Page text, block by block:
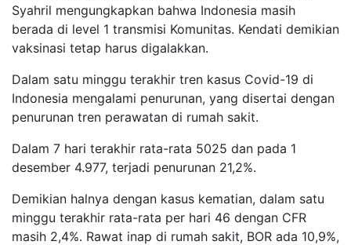
Syahril mengungkapkan bahwa Indonesia masih
berada di level 1 transmisi Komunitas. Kendati demikian
vaksinasi tetap harus digalakkan.
Dalam satu minggu terakhir tren kasus Covid-19 di
Indonesia mengalami penurunan, yang disertai dengan
penurunan tren perawatan di rumah sakit.
Dalam 7 hari terakhir rata-rata 5025 dan pada 1
desember 4.977, terjadi penurunan 21,2%.
Demikian halnya dengan kasus kematian, dalam satu
minggu terakhir rata-rata per hari 46 dengan CFR
masih 2,4%. Rawat inap di rumah sakit, BOR ada 10,9%,